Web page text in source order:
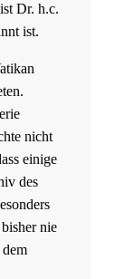
Dr. h.c.
ist.
nicht
einige
des
nie